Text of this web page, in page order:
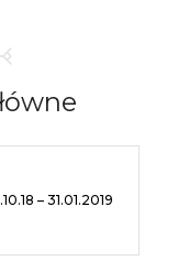
– 31.01.2019